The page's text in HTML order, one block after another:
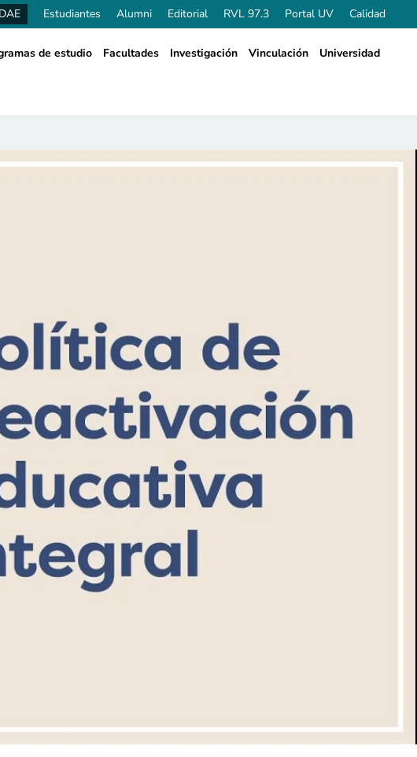
DAE Estudiantes Alumni Editorial RVL 97.3 Portal UV Calidad
de estudio Facultades Investigación Vinculación Universidad